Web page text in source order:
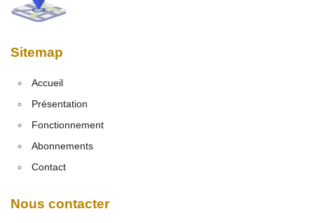
Sitemap
Accueil
Présentation
Fonctionnement
Abonnements
Contact
Nous contacter